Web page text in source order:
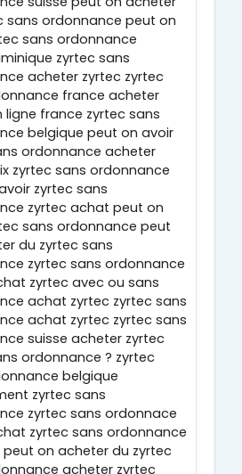
sans ordonnance peut on
sans ordonnance
zyrtec sans
acheter zyrtec zyrtec
france acheter
ligne france zyrtec sans
belgique peut on avoir
ordonnance acheter
zyrtec sans ordonnance
zyrtec sans
zyrtec achat peut on
sans ordonnance peut
du zyrtec sans
zyrtec sans ordonnance
zyrtec avec ou sans
achat zyrtec zyrtec sans
achat zyrtec zyrtec sans
suisse acheter zyrtec
ordonnance ? zyrtec
belgique
zyrtec sans
zyrtec sans ordonnace
zyrtec sans ordonnance
peut on acheter du zyrtec
acheter zyrtec